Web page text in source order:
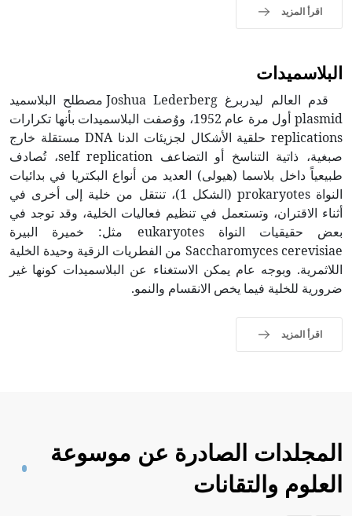
اقرأ المزيد
البلاسميدات
قدم العالم ليدربرغ Joshua Lederberg مصطلح البلاسميد
plasmid أول مرة عام 1952، ووُصفت البلاسميدات بأنها تكرارات
replications حلقية الأشكال لجزيئات الدنا DNA مستقلة خارج
صبغية، ذاتية التناسخ أو التضاعف self replication، تُصادف
طبيعياً داخل بلاسما (هيولى) العديد من أنواع البكتريا في بدائيات
النواة prokaryotes (الشكل 1)، تنتقل من خلية إلى أخرى في
أثناء الاقتران، وتستعمل في تنظيم فعاليات الخلية، وقد توجد في
بعض حقيقيات النواة eukaryotes مثل: خميرة البيرة
Saccharomyces cerevisiae من الفطريات الزقية وحيدة الخلية
اللاثمرية. وبوجه عام يمكن الاستغناء عن البلاسميدات كونها غير
ضرورية للخلية فيما يخص الانقسام والنمو.
اقرأ المزيد
المجلدات الصادرة عن موسوعة
العلوم والتقانات